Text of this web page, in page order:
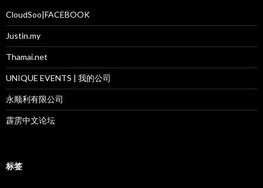
CloudSoo|FACEBOOK
Justin.my
Thamai.net
UNIQUE EVENTS | 我的公司
永顺利有限公司
霹雳中文论坛
标签